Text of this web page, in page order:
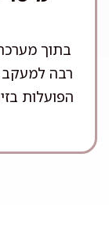
בתוך
רבה למעקב
הפועלות